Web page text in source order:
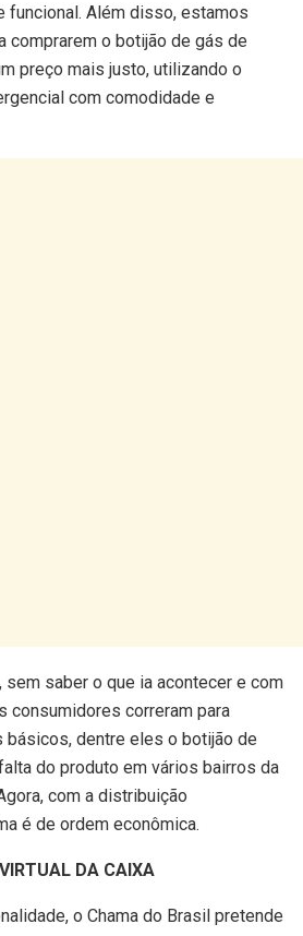
funcional. Além disso, estamos
comprarem o botijão de gás de
preço mais justo, utilizando o
com comodidade e
sem saber o que ia acontecer e com
consumidores correram para
dentre eles o botijão de
do produto em vários bairros da
com a distribuição
é de ordem econômica.
DA CAIXA
o Chama do Brasil pretende